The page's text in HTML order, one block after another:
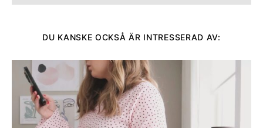
DU KANSKE OCKSÅ ÄR INTRESSERAD AV: